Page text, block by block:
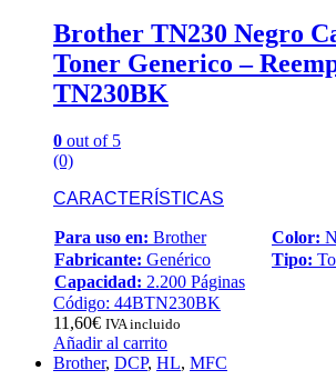
Brother TN230 Negro
Toner Generico –
TN230BK
0 out of 5
(0)
CARACTERÍSTICAS
Para uso en: Brother Color:
Fabricante: Genérico Tipo:
Capacidad: 2.200 Páginas
Código: 44BTN230BK
11,60€ IVA incluido
Añadir al carrito
Brother, DCP, HL, MFC